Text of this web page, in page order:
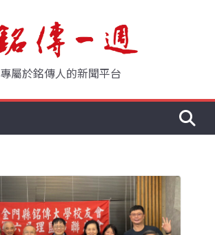
專屬於銘傳人的新聞平台